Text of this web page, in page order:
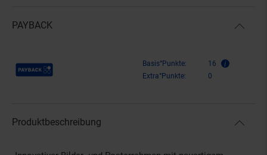
PAYBACK
Payback Punkte Basis°Punkte:
16
Extra°Punkte:
0
Produktbeschreibung